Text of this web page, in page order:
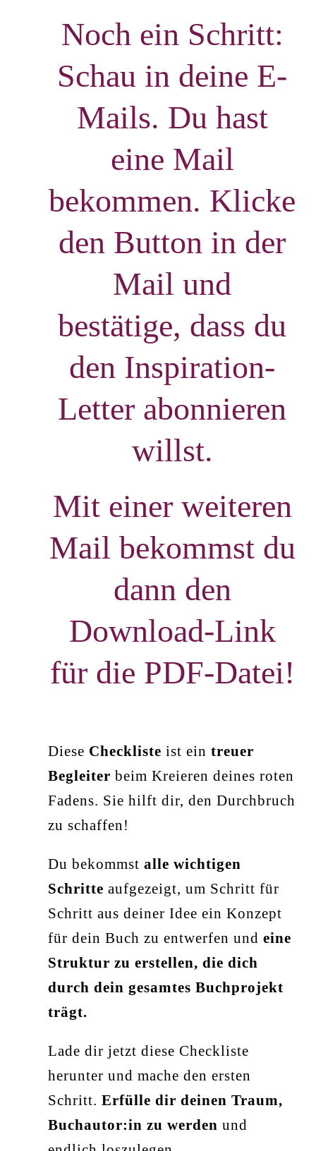
Noch ein Schritt:
Schau in deine E-
Mails. Du hast
eine Mail
bekommen. Klicke
den Button in der
Mail und
bestätige, dass du
den Inspiration-
Letter abonnieren
willst.
Mit einer weiteren
Mail bekommst du
dann den
Download-Link
für die PDF-Datei!
Diese Checkliste ist ein treuer
Begleiter beim Kreieren deines roten
Fadens. Sie hilft dir, den Durchbruch
zu schaffen!
Du bekommst alle wichtigen
Schritte aufgezeigt, um Schritt für
Schritt aus deiner Idee ein Konzept
für dein Buch zu entwerfen und eine
Struktur zu erstellen, die dich
durch dein gesamtes Buchprojekt
trägt.
Lade dir jetzt diese Checkliste
herunter und mache den ersten
Schritt. Erfülle dir deinen Traum,
Buchautor:in zu werden und